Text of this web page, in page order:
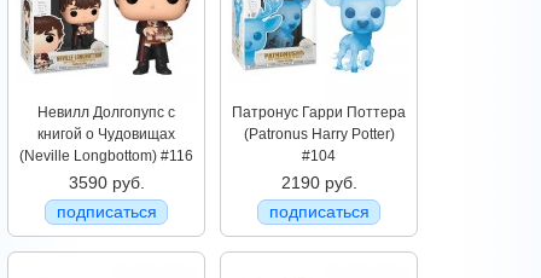
Невилл Долгопупс с
книгой о Чудовищах
(Neville Longbottom) #116
3590 руб.
подписаться
Патронус Гарри Поттера
(Patronus Harry Potter)
#104
2190 руб.
подписаться